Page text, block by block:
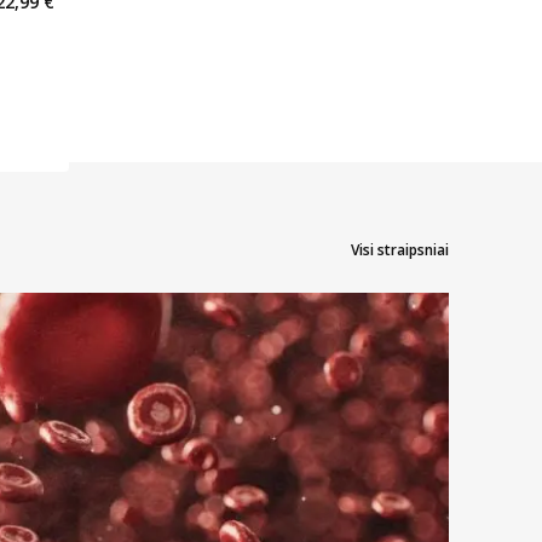
nuolaida
Visi straipsniai